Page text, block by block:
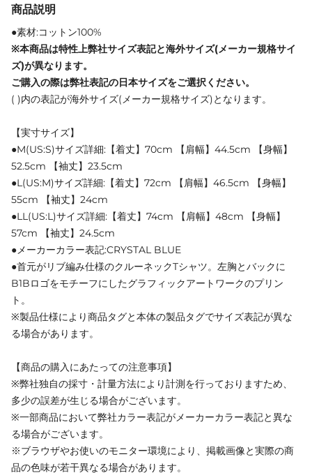
商品説明
●素材:コットン100%
※本商品は特性上弊社サイズ表記と海外サイズ(メーカー規格サイ
ズ)が異なります。
ご購入の際は弊社表記の日本サイズをご選択ください。
( )内の表記が海外サイズ(メーカー規格サイズ)となります。
【実寸サイズ】
●M(US:S)サイズ詳細:【着丈】70cm 【肩幅】44.5cm 【身幅】
52.5cm 【袖丈】23.5cm
●L(US:M)サイズ詳細:【着丈】72cm 【肩幅】46.5cm 【身幅】
55cm 【袖丈】24cm
●LL(US:L)サイズ詳細:【着丈】74cm 【肩幅】48cm 【身幅】
57cm 【袖丈】24.5cm
●メーカーカラー表記:CRYSTAL BLUE
●首元がリブ編み仕様のクルーネックTシャツ。左胸とバックに
B1Bロゴをモチーフにしたグラフィックアートワークのプリン
ト。
※製品仕様により商品タグと本体の製品タグでサイズ表記が異な
る場合があります。
【商品の購入にあたっての注意事項】
※弊社独自の採寸・計量方法により計測を行っておりますため、
多少の誤差が生じる場合がございます。
※一部商品において弊社カラー表記がメーカーカラー表記と異な
る場合がございます。
※ブラウザやお使いのモニター環境により、掲載画像と実際の商
品の色味が若干異なる場合があります。